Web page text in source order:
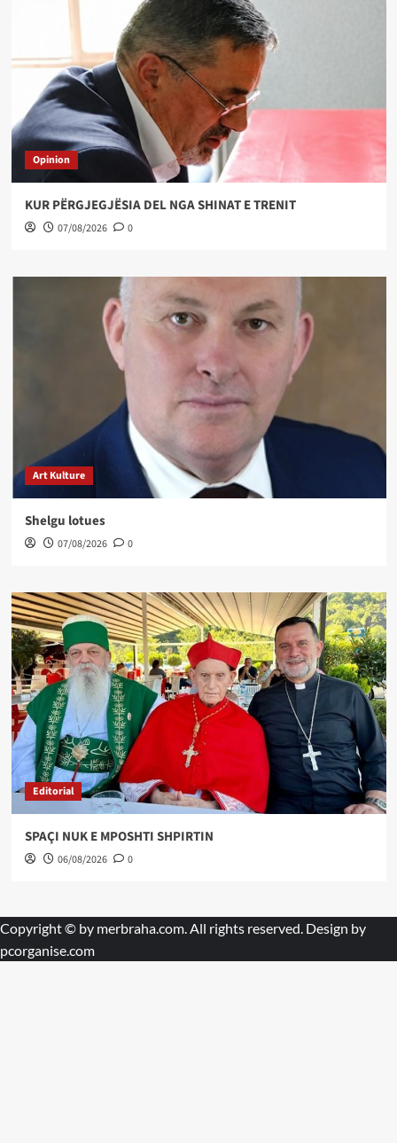
Opinion
KUR PËRGJEGJËSIA DEL NGA SHINAT E TRENIT
07/08/2026 0
Art Kulture
Shelgu lotues
07/08/2026 0
Editorial
SPAÇI NUK E MPOSHTI SHPIRTIN
06/08/2026 0
Copyright © by merbraha.com. All rights reserved. Design by
pcorganise.com